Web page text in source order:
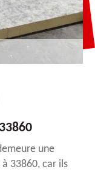
une
33860, car ils